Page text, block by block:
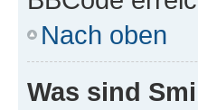
Nach oben
Was sind